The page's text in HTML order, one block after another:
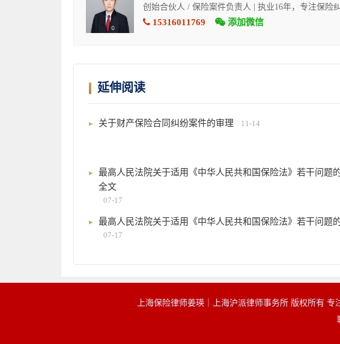
创始合伙人 / 保险案件负责人 | 执业16年，专注保险
15316011769 添加微信
延伸阅读
关于财产保险合同纠纷案件的审理 11-14
最高人民法院关于适用《中华人民共和国保险法》若干问题
全文
07-17
最高人民法院关于适用《中华人民共和国保险法》若干问题
07-17
上海保险律师姜瑛｜上海沪派律师事务所 版权所有